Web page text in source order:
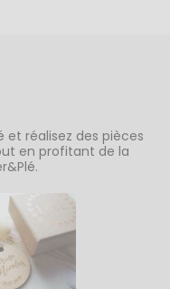
et réalisez des pièces
en profitant de la